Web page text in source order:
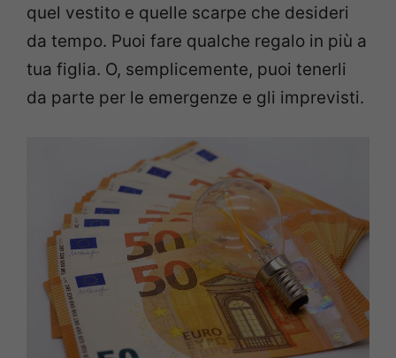
quel vestito e quelle scarpe che desideri
da tempo. Puoi fare qualche regalo in più a
tua figlia. O, semplicemente, puoi tenerli
da parte per le emergenze e gli imprevisti.